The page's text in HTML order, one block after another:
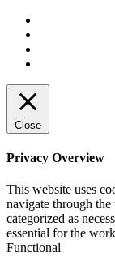
Close
Privacy Overview
This website uses
navigate through the
categorized as
essential for the
Functional